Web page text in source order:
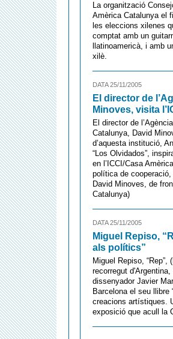
La organització
Amèrica Catalunya el
les eleccions xilenes
comptat amb un
llatinoamericà, i amb
xilè.
DATA 25/11/2005
El director de
Minoves, visita
El director de
Catalunya, David
d’aquesta institució,
“Los Olvidados”,
en l’ICCI/Casa
política de
David Minoves, de
Catalunya)
DATA 25/11/2005
Miguel Repiso,
als polítics”
Miguel Repiso,
recorregut
dissenyador Javier
Barcelona el seu llibre
creacions artístiques.
exposició que acull la